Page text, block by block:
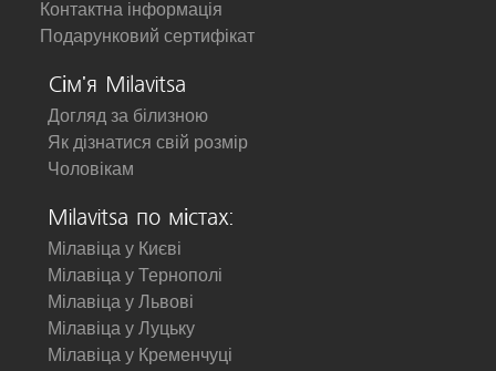
Контактна інформація
Подарунковий сертифікат
Сім'я Milavitsa
Догляд за білизною
Як дізнатися свій розмір
Чоловікам
Milavitsa по містах:
Мілавіца у Києві
Мілавіца у Тернополі
Мілавіца у Львові
Мілавіца у Луцьку
Мілавіца у Кременчуці